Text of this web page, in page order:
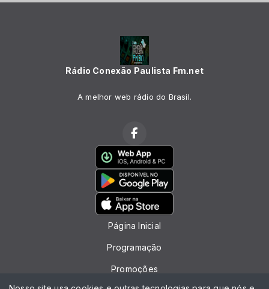
Rádio Conexão Paulista Fm.net
A melhor web rádio do Brasil.
Página Inicial
Programação
Promoções